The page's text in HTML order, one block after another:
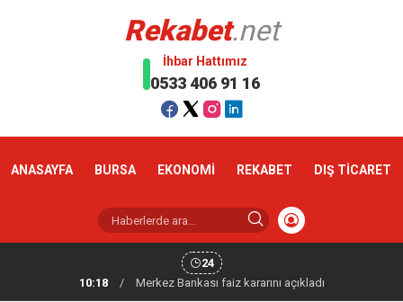
Rekabet.net
İhbar Hattımız
0533 406 91 16
ANASAYFA BURSA EKONOMİ REKABET DIŞ TİCARET
24
10:18
/ Merkez Bankası faiz kararını açıkladı